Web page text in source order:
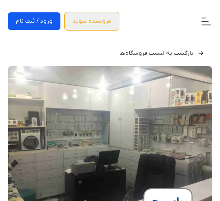
فروشنده شوید ورود / ثبت نام
بازگشت به لیست فروشگاه‌ها